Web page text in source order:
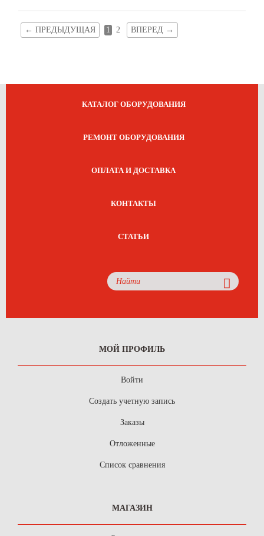
← ПРЕДЫДУЩАЯ 1 2 ВПЕРЕД →
КАТАЛОГ ОБОРУДОВАНИЯ
РЕМОНТ ОБОРУДОВАНИЯ
ОПЛАТА И ДОСТАВКА
КОНТАКТЫ
СТАТЬИ
МОЙ ПРОФИЛЬ
Войти
Создать учетную запись
Заказы
Отложенные
Список сравнения
МАГАЗИН